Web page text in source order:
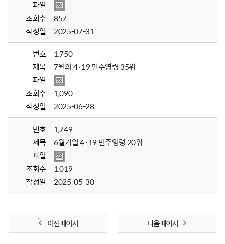
파일
조회수
857
작성일
2025-07-31
번호
1,750
제목
7월의 4·19 민주영령 35위
파일
조회수
1,090
작성일
2025-06-28
번호
1,749
제목
6월기일 4·19 민주영령 20위
파일
조회수
1,019
작성일
2025-05-30
이전 페이지 다음 페이지